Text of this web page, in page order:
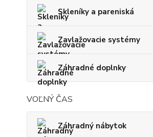
Skleníky a pareniská
Zavlažovacie systémy
Záhradné doplnky
VOĽNÝ ČAS
Záhradný nábytok